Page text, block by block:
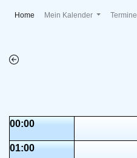
Home (current)
Mein Kalender Termine
00:00
01:00